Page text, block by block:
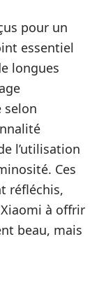
pour un
essentiel
longues
selon
l’utilisation
Ces
réfléchis,
à offrir
beau, mais